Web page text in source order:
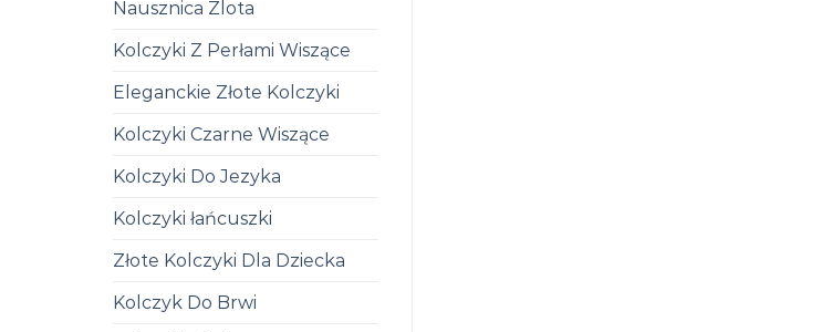
Nausznica Zlota
Kolczyki Z Perłami Wiszące
Eleganckie Złote Kolczyki
Kolczyki Czarne Wiszące
Kolczyki Do Jezyka
Kolczyki łańcuszki
Złote Kolczyki Dla Dziecka
Kolczyk Do Brwi